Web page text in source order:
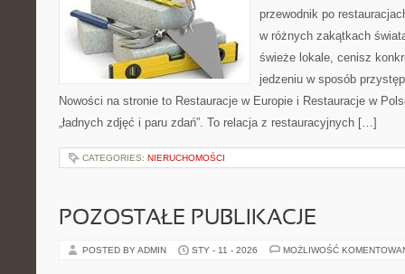
przewodnik po
w różnych zakątkach
świeże lokale, cenisz
jedzeniu w sposób
Nowości na stronie to Restauracje w Europie i Restauracje w
„ładnych zdjęć i paru zdań”. To relacja z restauracyjnych […]
CATEGORIES: NIERUCHOMOŚCI
POZOSTAŁE PUBLIKACJE
POSTED BY ADMIN STY - 11 - 2026 MOŻLIWOŚĆ